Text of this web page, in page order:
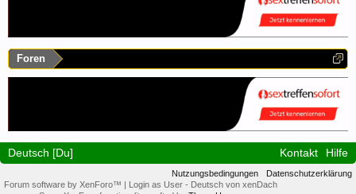
Foren
Deutsch [Du] Kontakt Hilfe
Nutzungsbedingungen
Datenschutzerklärung
Forum software by XenForo™ | Login as User - Deutsch von xenDach